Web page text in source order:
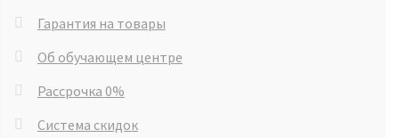
Гарантия на товары
Об обучающем центре
Рассрочка 0%
Система скидок